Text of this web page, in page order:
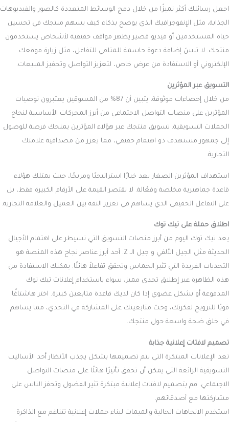
اجعل رسائلك أكثر تميزًا من خلال دمج الوسائط المتعددة كالصور والفيديوهات
الجذابة، مثل الإنفوجرافيك الذي يوضح بذكاء كيف يسهم منتجك في تحسين
حياة المستخدمين أو فيديو قصير يظهر مواقف حقيقية لأشخاص يستخدمون
منتجك. لا تنسَ إضافة دعوة حاسمة للمتلقي للتفاعل، مثل زيارة موقعك
الإلكتروني أو الاستفادة من عرض خاص، لتعزيز التواصل وتحفيز المبيعات.
التسويق عبر المؤثرين
من خلال إحصاءات موثوقة، يتبين أن 87% من المسوقين يعتبرون توصيات
المؤثرين على منصات التواصل الاجتماعي من أبرز المحركات الأساسية لنجاح
الحملات التسويقية. تسويق منتجك عبر هؤلاء المؤثرين يمنحك فرصة للوصول
إلى جمهور مستهدف ذو اهتمام حقيقي، مما يعزز من مصداقية علامتك
التجارية.
استهداف المؤثرين الصغار يعد خيارًا استراتيجيًا ومربحًا، حيث يمتلك هؤلاء
قاعدة جماهيرية مخلصة وفعّالة. لا تقتصر القيمة على الأرقام الكبيرة فقط، بل
على التفاعل الحقيقي الذي يساهم في تعزيز الثقة بين العميل والعلامة التجارية.
اطلاق حملة على تيك توك
يعد تيك توك اليوم من أبرز منصات التسويق التي تسيطر على اهتمام الأجيال
الحديثة مثل الجيل الألفي و جيل الـ Z. أحد أبرز عناصر نجاح هذه المنصة هو
التحديات الفريدة التي تثير الحماس وتحقق تفاعلاً هائلًا. يمكنك الاستفادة من
هذه الظاهرة عبر إطلاق تحدي مميز، سواء باستخدام إعلانات تيك توك
المدفوعة أو بشكل عضوي إذا كان لديك قاعدة متابعين كبيرة. اختر هاشتاغًا
قويًا للترويج لفكرتك، وحث متابعينك على المشاركة في التحدي، مما يساهم
في خلق ضجة واسعة حول منتجك.
تصميم لافتات إعلانية جذابة
تعد الإعلانات المبتكرة التي يتم تصميمها بشكل يجذب الأنظار أحد الأساليب
التسويقية الرائعة التي يمكن أن تحقق تأثيرًا هائلًا على منصات التواصل
الاجتماعي. قم بتصميم لافتات إعلانية مبتكرة تثير الفضول وتحفز الناس على
مشاركتها مع أصدقائهم.
استخدم الاتجاهات الحالية والميمات لبناء حملات إعلانية تتناغم مع الذاكرة